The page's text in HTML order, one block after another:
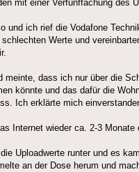
mit einer Verfünffachung des
und ich rief die Vodafone
Werte und
meinte, dass ich nur über die
könnte und das dafür die
Ich erklärte mich
Internet wieder ca. 2-3 Monate
Uploadwerte runter und es
an der Dose herum und